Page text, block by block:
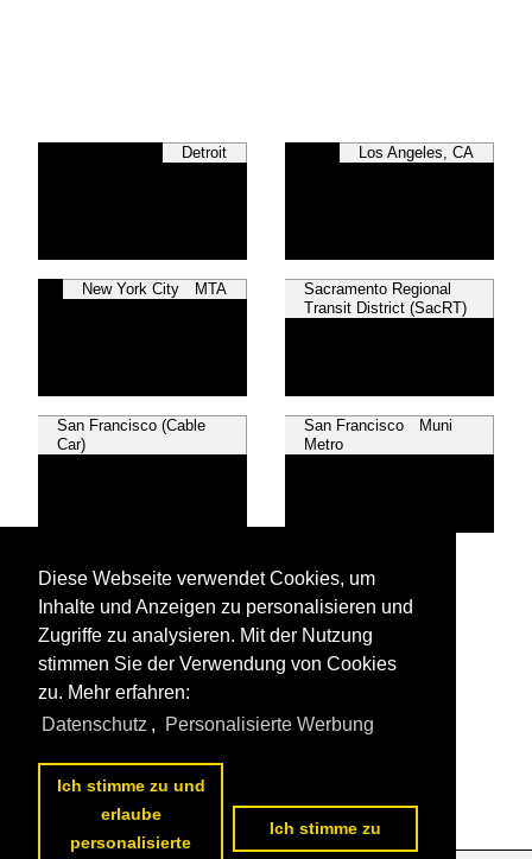
Detroit Los Angeles, CA
New York City MTA
Sacramento Regional
Transit District (SacRT)
San Francisco (Cable
Car)
San Francisco Muni
Metro
Alle Videos aus Stadtverkehr
Die ersten Videos ausStadtverkehr
Diese Webseite verwendet Cookies, um
Inhalte und Anzeigen zu personalisieren und
Zugriffe zu analysieren. Mit der Nutzung
stimmen Sie der Verwendung von Cookies
zu. Mehr erfahren:
Datenschutz , Personalisierte Werbung
Ich stimme zu und
erlaube
personalisierte
Ich stimme zu